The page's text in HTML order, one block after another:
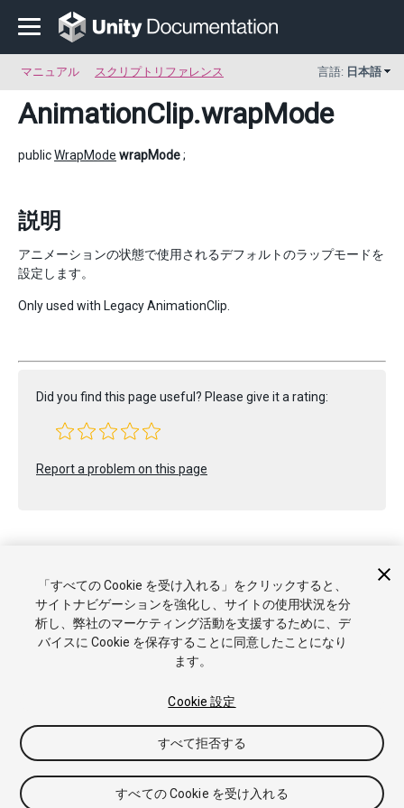
マニュアル スクリプトリファレンス 言語: 日本語
AnimationClip.wrapMode
publicWrapMode wrapMode;
説明
アニメーションの状態で使用されるデフォルトのラップモードを
設定します。
Only used with Legacy AnimationClip.
Did you find this page useful? Please give it a rating:
Report a problem on this page
Copyright © 2020 Unity Technologies. Publication 2020.1
チュートリアル
Answers ナレッジベース フォーラム
ットストア
商標と利用規約 法律関連
プライバシーポリシー
私の個人情報を販売または共有しない
「すべての Cookie を受け入れる」をクリックすると、
サイトナビゲーションを強化し、サイトの使用状況を分
析し、弊社のマーケティング活動を支援するために、デ
バイスに Cookie を保存することに同意したことになり
ます。
Cookie 設定
すべて拒否する
すべての Cookie を受け入れる